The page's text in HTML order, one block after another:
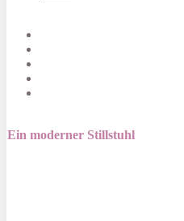
Ein moderner Stillstuhl